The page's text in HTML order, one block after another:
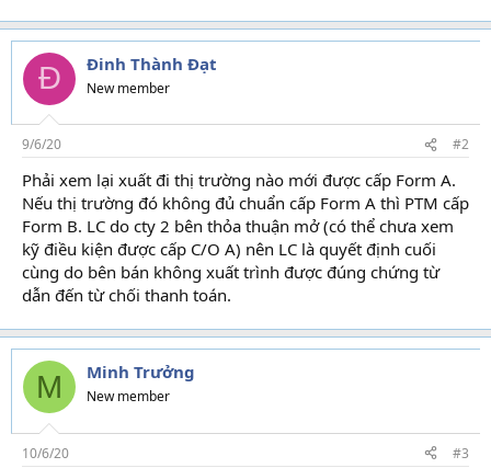
Đ Đinh Thành Đạt
New member
9/6/20 #2
Phải xem lại xuất đi thị trường nào mới được cấp Form A.
Nếu thị trường đó không đủ chuẩn cấp Form A thì PTM cấp
Form B. LC do cty 2 bên thỏa thuận mở (có thể chưa xem
kỹ điều kiện được cấp C/O A) nên LC là quyết định cuối
cùng do bên bán không xuất trình được đúng chứng từ
dẫn đến từ chối thanh toán.
M Minh Trưởng
New member
10/6/20 #3